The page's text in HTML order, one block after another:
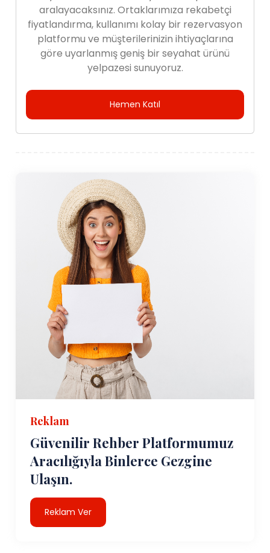
aralayacaksınız. Ortaklarımıza rekabetçi
fiyatlandırma, kullanımı kolay bir rezervasyon
platformu ve müşterilerinizin ihtiyaçlarına
göre uyarlanmış geniş bir seyahat ürünü
yelpazesi sunuyoruz.
Hemen Katıl
Reklam
Güvenilir Rehber Platformumuz
Aracılığıyla Binlerce Gezgine
Ulaşın.
Reklam Ver